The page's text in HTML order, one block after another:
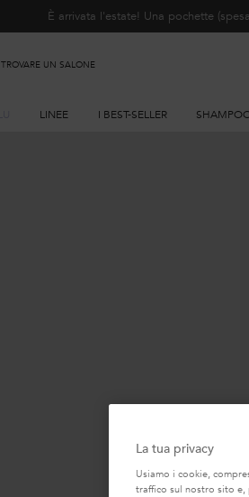
È arrivata l'estate! Una pochette
TROVARE UN SALONE
LINEE I BEST-SELLER
La tua privacy
Usiamo i cookie,
traffico sul nostro sito